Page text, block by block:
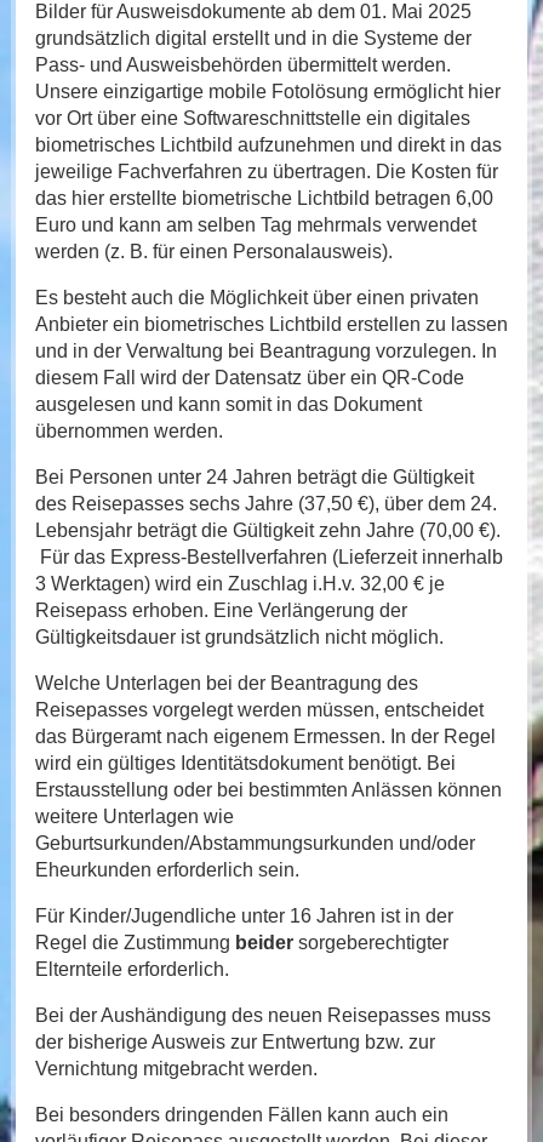
Bilder für Ausweisdokumente ab dem 01. Mai 2025
grundsätzlich digital erstellt und in die Systeme der
Pass- und Ausweisbehörden übermittelt werden.
Unsere einzigartige mobile Fotolösung ermöglicht hier
vor Ort über eine Softwareschnittstelle ein digitales
biometrisches Lichtbild aufzunehmen und direkt in das
jeweilige Fachverfahren zu übertragen. Die Kosten für
das hier erstellte biometrische Lichtbild betragen 6,00
Euro und kann am selben Tag mehrmals verwendet
werden (z. B. für einen Personalausweis).
Es besteht auch die Möglichkeit über einen privaten
Anbieter ein biometrisches Lichtbild erstellen zu lassen
und in der Verwaltung bei Beantragung vorzulegen. In
diesem Fall wird der Datensatz über ein QR-Code
ausgelesen und kann somit in das Dokument
übernommen werden.
Bei Personen unter 24 Jahren beträgt die Gültigkeit
des Reisepasses sechs Jahre (37,50 €), über dem 24.
Lebensjahr beträgt die Gültigkeit zehn Jahre (70,00 €).
Für das Express-Bestellverfahren (Lieferzeit innerhalb
3 Werktagen) wird ein Zuschlag i.H.v. 32,00 € je
Reisepass erhoben. Eine Verlängerung der
Gültigkeitsdauer ist grundsätzlich nicht möglich.
Welche Unterlagen bei der Beantragung des
Reisepasses vorgelegt werden müssen, entscheidet
das Bürgeramt nach eigenem Ermessen. In der Regel
wird ein gültiges Identitätsdokument benötigt. Bei
Erstausstellung oder bei bestimmten Anlässen können
weitere Unterlagen wie
Geburtsurkunden/Abstammungsurkunden und/oder
Eheurkunden erforderlich sein.
Für Kinder/Jugendliche unter 16 Jahren ist in der
Regel die Zustimmung beidersorgeberechtigter
Elternteile erforderlich.
Bei der Aushändigung des neuen Reisepasses muss
der bisherige Ausweis zur Entwertung bzw. zur
Vernichtung mitgebracht werden.
Bei besonders dringenden Fällen kann auch ein